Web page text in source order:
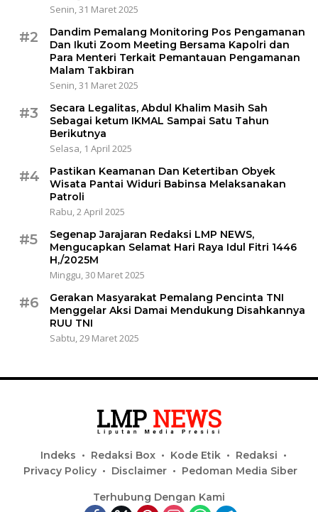
Senin, 31 Maret 2025
#2
Dandim Pemalang Monitoring Pos Pengamanan
Dan Ikuti Zoom Meeting Bersama Kapolri dan
Para Menteri Terkait Pemantauan Pengamanan
Malam Takbiran
Senin, 31 Maret 2025
#3
Secara Legalitas, Abdul Khalim Masih Sah
Sebagai ketum IKMAL Sampai Satu Tahun
Berikutnya
Selasa, 1 April 2025
#4
Pastikan Keamanan Dan Ketertiban Obyek
Wisata Pantai Widuri Babinsa Melaksanakan
Patroli
Rabu, 2 April 2025
#5
Segenap Jarajaran Redaksi LMP NEWS,
Mengucapkan Selamat Hari Raya Idul Fitri 1446
H,/2025M
Minggu, 30 Maret 2025
#6
Gerakan Masyarakat Pemalang Pencinta TNI
Menggelar Aksi Damai Mendukung Disahkannya
RUU TNI
Sabtu, 29 Maret 2025
Indeks Redaksi Box Kode Etik
Redaksi
Privacy Policy
Disclaimer Pedoman Media Siber
Terhubung Dengan Kami